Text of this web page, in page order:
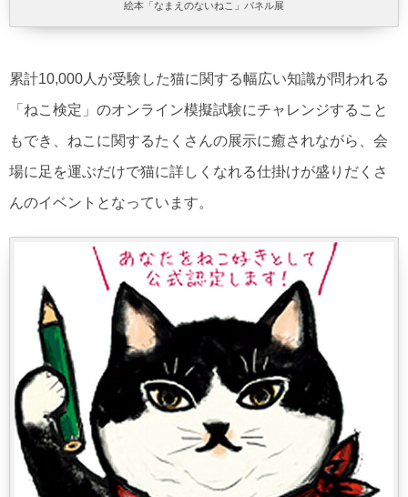
絵本「なまえのないねこ」パネル展
累計10,000人が受験した猫に関する幅広い知識が問われる
「ねこ検定」のオンライン模擬試験にチャレンジすること
もでき、ねこに関するたくさんの展示に癒されながら、会
場に足を運ぶだけで猫に詳しくなれる仕掛けが盛りだくさ
んのイベントとなっています。